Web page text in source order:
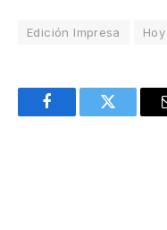
Edición Impresa Hoy
FacebookTwitter